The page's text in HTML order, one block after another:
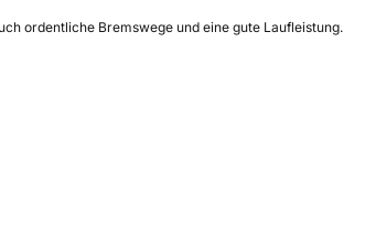
ordentliche Bremswege und eine gute Laufleistung.